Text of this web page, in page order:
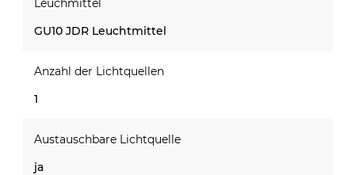
Leuchmittel
GU10 JDR Leuchtmittel
Anzahl der Lichtquellen
1
Austauschbare Lichtquelle
ja